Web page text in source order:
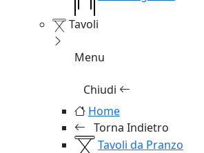
Tavoli
Menu
Chiudi
Home
Torna Indietro
Tavoli da Pranzo